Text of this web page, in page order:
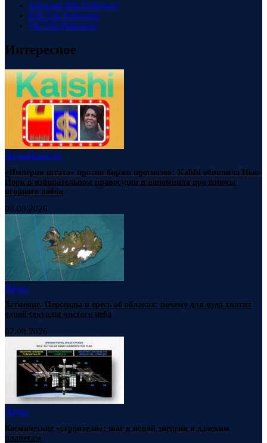
Telegram 88k Followers
RSS 23k Followers
VK 23k Followers
Интересное
НаукаНовости
«Империя штата» против биржи прогнозов: Kalshi обвинила Нью-
Йорк в избирательном правосудии и напомнила про взносы
игорного лобби
08.08.2026
Наука
Затмение, Персеиды и ересь об облаках: почему для чуда хватит
одной секунды чистого неба
07.08.2026
Наука
Космические «строители»: шаг к новой энергии и далеким
планетам